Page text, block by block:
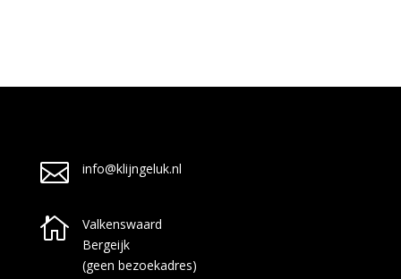
 info@klijngeluk.nl

Valkenswaard
Bergeijk
(geen bezoekadres)